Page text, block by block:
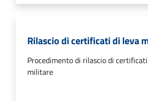
Rilascio di certificati di leva
Procedimento di rilascio di
militare